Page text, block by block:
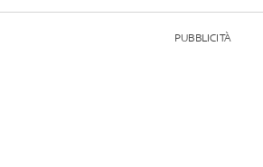
PUBBLICITÀ